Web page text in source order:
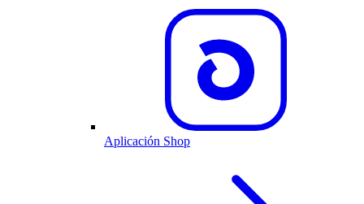
Aplicación Shop